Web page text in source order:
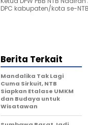
DPC kabupaten/kota se-
Berita Terkait
Mandalika Tak Lagi
Cuma Sirkuit, NTB
Siapkan Etalase UMKM
dan Budaya untuk
Wisatawan